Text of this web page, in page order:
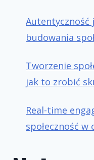
Autentyczność
budowania
Tworzenie
jak to zrobić
Real-time
społeczność w